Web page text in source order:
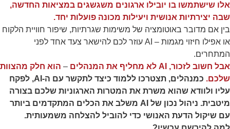
אלו שישתמשו בו יובילו ארגונים משגשגים במציאות החדשה,
שבה יצירתיות אנושית ויעילות מכונה פועלות יחד.
בין אם מדובר באוטומציה של משימות שגרתיות, שיפור חוויית הלקוח
או אפילו חיזוי מגמות – AI עוזר לכם להישאר צעד אחד לפני
המתחרים.
אבל חשוב לזכור, AI לא מחליף את המנהלים
– הוא חלק מהצוות
שלכם.
כמנהלים, תצטרכו ללמוד כיצד לתקשר עם ה-AI, לפקח
עליו ולוודא שהוא משרת את המטרות הארגוניות שלכם בצורה
מיטבית. ניהול נכון של AI משלב את הכלים המתקדמים ביותר
עם שיקול הדעת האנושי כדי להוביל להצלחה משמעותית.
אופן השימוש
באתר.
חוויית
משתמש
כדי שהאתר
שלנו יעבוד
בצורה
במהלך
ביקורך. אם
תסרב/י